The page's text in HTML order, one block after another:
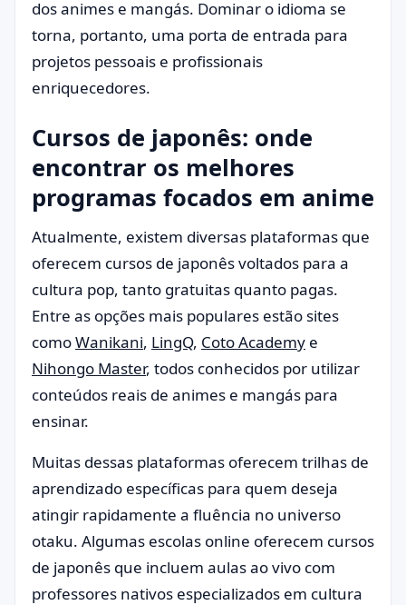
dos animes e mangás. Dominar o idioma se
torna, portanto, uma porta de entrada para
projetos pessoais e profissionais
enriquecedores.
Cursos de japonês: onde
encontrar os melhores
programas focados em anime
Atualmente, existem diversas plataformas que
oferecem cursos de japonês voltados para a
cultura pop, tanto gratuitas quanto pagas.
Entre as opções mais populares estão sites
comoWanikani, LingQ, Coto Academy e
Nihongo Master, todos conhecidos por utilizar
conteúdos reais de animes e mangás para
ensinar.
Muitas dessas plataformas oferecem trilhas de
aprendizado específicas para quem deseja
atingir rapidamente a fluência no universo
otaku. Algumas escolas online oferecem cursos
de japonês que incluem aulas ao vivo com
professores nativos especializados em cultura